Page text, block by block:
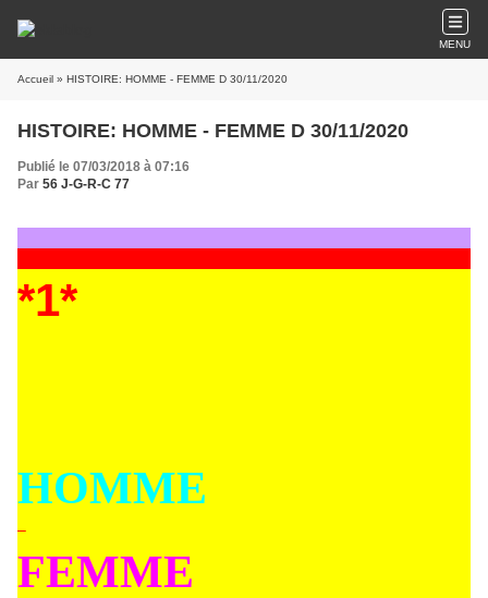
MENU
Accueil » HISTOIRE: HOMME - FEMME D 30/11/2020
HISTOIRE: HOMME - FEMME D 30/11/2020
Publié le 07/03/2018 à 07:16
Par 56 J-G-R-C 77
*1*
HOMME
–
FEMME